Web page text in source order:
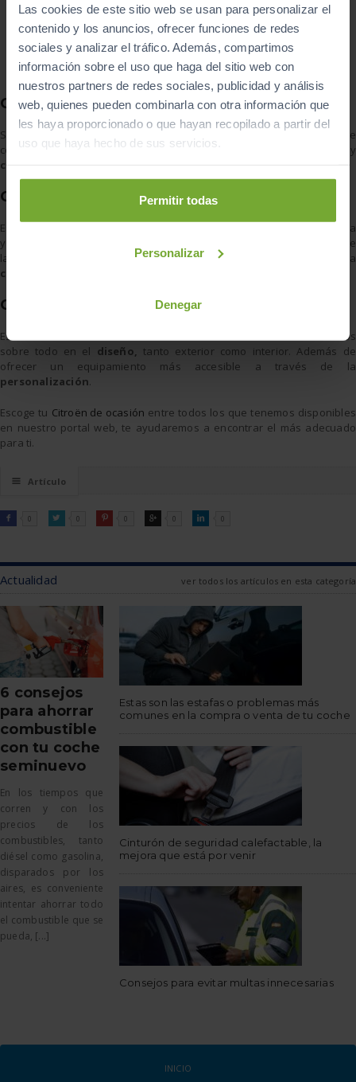
Las cookies de este sitio web se usan para personalizar el
contenido y los anuncios, ofrecer funciones de redes
sociales y analizar el tráfico. Además, compartimos
información sobre el uso que haga del sitio web con
nuestros partners de redes sociales, publicidad y análisis
web, quienes pueden combinarla con otra información que
les haya proporcionado o que hayan recopilado a partir del
uso que haya hecho de sus servicios.
Permitir todas
Personalizar
Denegar
Citroën C3 2015
Su diseño fluido, perfecto para un estilo de vida urbanita, hace que
cobre protagonismo entre sus competidores. Su
es muy
completa
Citroën C3 2017
Este
está disponible en las versiones de gasolina
y de diésel. Además está centrado en la búsqueda de la eficiencia y de
la
reducción del consumo. Primer modelo que incluye la
conectividad
Citroën C3 2020
Esta actualización del modelo anterior centra sus nuevos cambios
sobre todo en el diseño,
tanto exterior como interior. Además de
ofrecer un equipamiento más accesible a través de la
personalización.
Escoge tu Citroën de ocasión entre todos los que tenemos disponibles
en nuestro portal web, te ayudaremos a encontrar el más adecuado
para ti.
☰ Artículo

FACEBOOK
0 
TWITTER0 
PINTEREST
0 
GOOGLE0 
LINKEDIN
0
Actualidad ver todos los artículos en esta categoría
6 consejos
para ahorrar
combustible
con tu coche
seminuevo
En los tiempos que
corren y con los
precios de los
combustibles, tanto
diésel como gasolina,
disparados por los
aires, es conveniente
intentar ahorrar todo
el combustible que se
pueda, [...]
Estas son las estafas o problemas más
comunes en la compra o venta de tu coche
Cinturón de seguridad calefactable, la
mejora que está por venir
Consejos para evitar multas innecesarias
INICIO